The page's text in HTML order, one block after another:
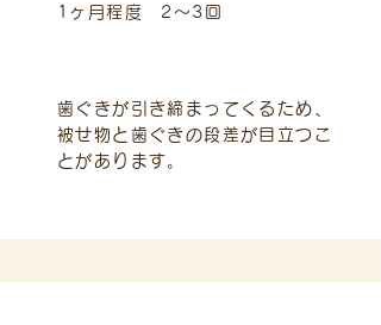
1ヶ月程度 2～3回
歯ぐきが引き締まってくるため、
被せ物と歯ぐきの段差が目立つこ
とがあります。